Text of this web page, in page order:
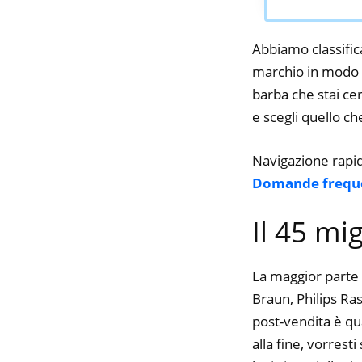
Abbiamo
marchio in
barba che stai
e scegli quello
Navigazione
Domande
Il 45
La maggior
Braun, Philips
post-vendita è
alla fine, vorresti